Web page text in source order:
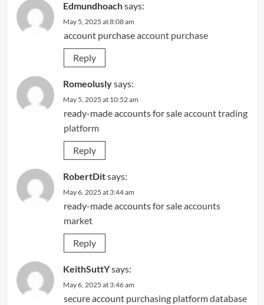
Edmundhoachsays:
May 5, 2025 at 8:08 am
account purchaseaccount purchase
Reply
Romeoluslysays:
May 5, 2025 at 10:52 am
ready-made accounts for saleaccount trading
platform
Reply
RobertDitsays:
May 6, 2025 at 3:44 am
ready-made accounts for saleaccounts
market
Reply
KeithSuttYsays:
May 6, 2025 at 3:46 am
secure account purchasing platformdatabase